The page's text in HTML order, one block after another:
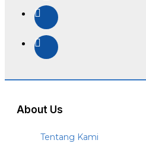
About Us
Tentang Kami